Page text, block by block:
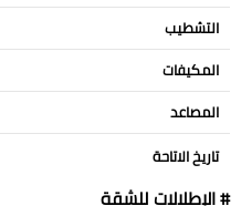
التشطيب
المكيفات
المصاعد
تاريخ الاتاحة
# الإطلالات للشقة